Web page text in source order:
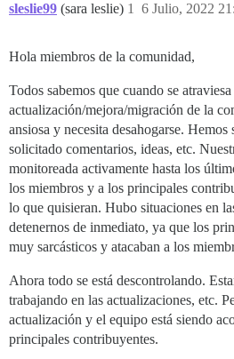
sleslie99 (sara leslie) 6 Julio, 2022
1
Hola miembros de la comunidad,
Todos sabemos que cuando se atraviesa
actualización/mejora/migración de la
ansiosa y necesita desahogarse.
solicitado comentarios, ideas, etc.
monitoreada activamente hasta los
los miembros y a los principales
lo que quisieran. Hubo situaciones en
detenernos de inmediato, ya que los
muy sarcásticos y atacaban a los
Ahora todo se está descontrolando.
trabajando en las actualizaciones, etc.
actualización y el equipo está siendo
principales contribuyentes.